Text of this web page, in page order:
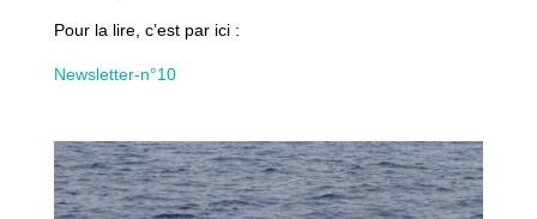
Pour la lire, c’est par ici :
Newsletter-n°10